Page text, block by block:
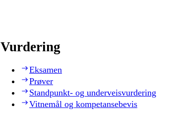
Vurdering
Eksamen
Prøver
Standpunkt- og underveisvurdering
Vitnemål og kompetansebevis